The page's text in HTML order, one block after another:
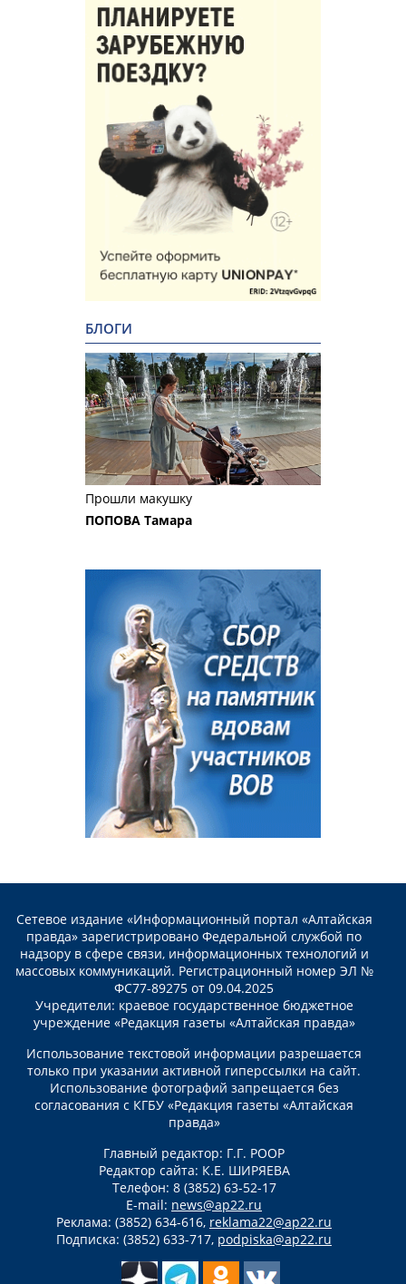
БЛОГИ
Прошли макушку
ПОПОВА Тамара
Сетевое издание «Информационный портал «Алтайская
правда» зарегистрировано Федеральной службой по
надзору в сфере связи, информационных технологий и
массовых коммуникаций. Регистрационный номер ЭЛ №
ФС77-89275 от 09.04.2025
Учредители: краевое государственное бюджетное
учреждение «Редакция газеты «Алтайская правда»
Использование текстовой информации разрешается
только при указании активной гиперссылки на сайт.
Использование фотографий запрещается без
согласования с КГБУ «Редакция газеты «Алтайская
правда»
Главный редактор: Г.Г. РООР
Редактор сайта: К.Е. ШИРЯЕВА
Телефон: 8 (3852) 63-52-17
E-mail: news@ap22.ru
Реклама: (3852) 634-616, reklama22@ap22.ru
Подписка: (3852) 633-717, podpiska@ap22.ru